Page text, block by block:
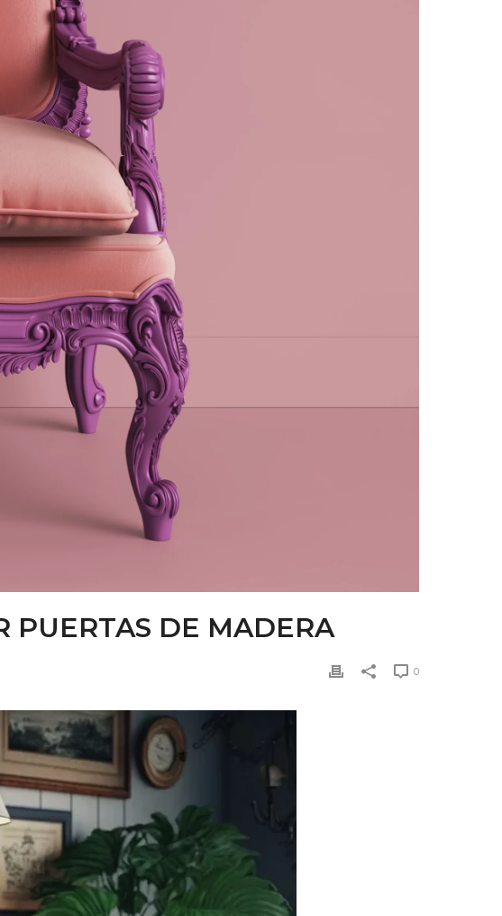
PUERTAS DE MADERA
0